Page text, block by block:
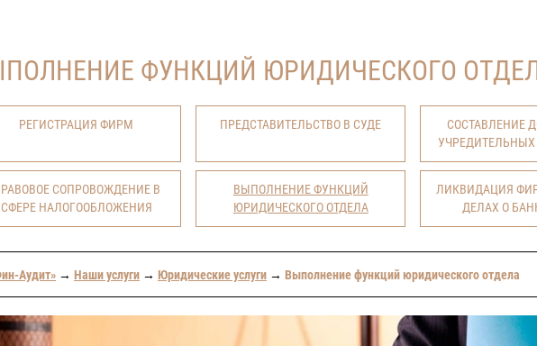
ФУНКЦИЙ ЮРИДИЧЕСКОГО
РЕГИСТРАЦИЯ ФИРМ ПРЕДСТАВИТЕЛЬСТВО В СУДЕ
СОСТАВЛЕНИЕ
СОПРОВОЖДЕНИЕ В
СФЕРЕ НАЛОГООБЛОЖЕНИЯ
ВЫПОЛНЕНИЕ ФУНКЦИЙ
ЮРИДИЧЕСКОГО ОТДЕЛА
ЛИКВИДАЦИЯ
ДЕЛАХ О
Аудит» → Наши услуги → Юридические услуги → Выполнение функций юридического отдела